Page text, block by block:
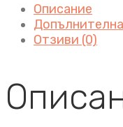
Описание
Отзиви (0)